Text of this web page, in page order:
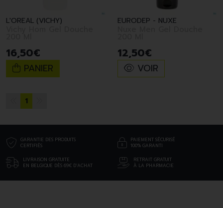
L'OREAL (VICHY)
16,50€
PANIER
EURODEP - NUXE
12,50€
VOIR
1
GARANTIE DES PRODUITS
CERTIFIÉS
PAIEMENT SÉCURISÉ
100% GARANTI
LIVRAISON GRATUITE
EN BELGIQUE DÈS 69€ D’ACHAT
RETRAIT GRATUIT
À LA PHARMACIE